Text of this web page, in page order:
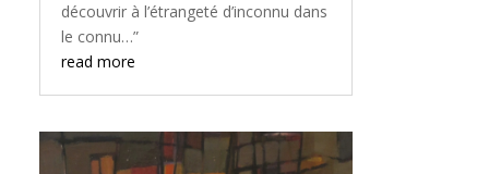
découvrir à l’étrangeté d’inconnu dans
le connu…”
read more